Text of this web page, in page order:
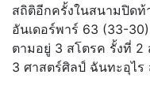
สถิติอีกครั้งในสนามปิด
อันเดอร์พาร์ 63 (33-30)
ตามอยู่ 3 สโตรค รั้งที่ 2
3 ศาสตร์ศิลป์ ฉันทะอุไร